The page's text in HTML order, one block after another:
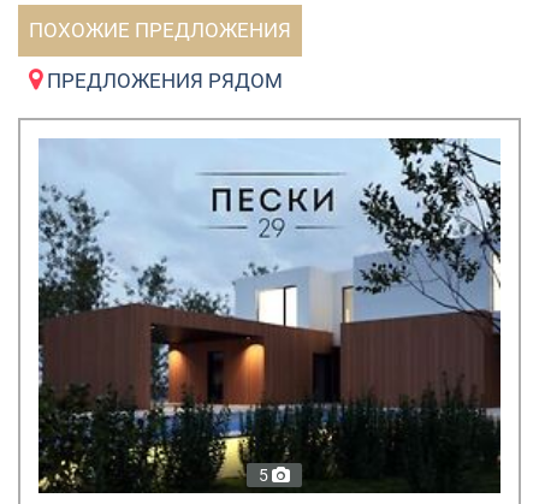
сразу) тысяч рублей с участка и включает в себя :
подведение электромощностей 10 кВт на участок,
строительство внутрипоселковых щебневых дорог и
Водоснабжение: есть. Газ: есть. Канализация: есть.
Инфраструктура поселка: детские и спортивные
площадки, пожарные водоемы, 2 пункта охраны,
административные здания, 2 скважины с питьевой
водой, гостевая парковка, магазин, освещение по
улицам и т.д.
На начальном этапе продаж наша компания
приготовила для Вас приятные сюрпризы в виде
АКЦИИ - "КУПИ СОТКУ ЗА 19 ТЫСЯЧ! Продажи
участков осуществляются напрямую от собственника,
через прямой договор. БЕСПРОЦЕНТНАЯ РАССРОЧКА
ПОХОЖИЕ ПРЕДЛОЖЕНИЯ
ПРЕДЛОЖЕНИЯ РЯДОМ
5